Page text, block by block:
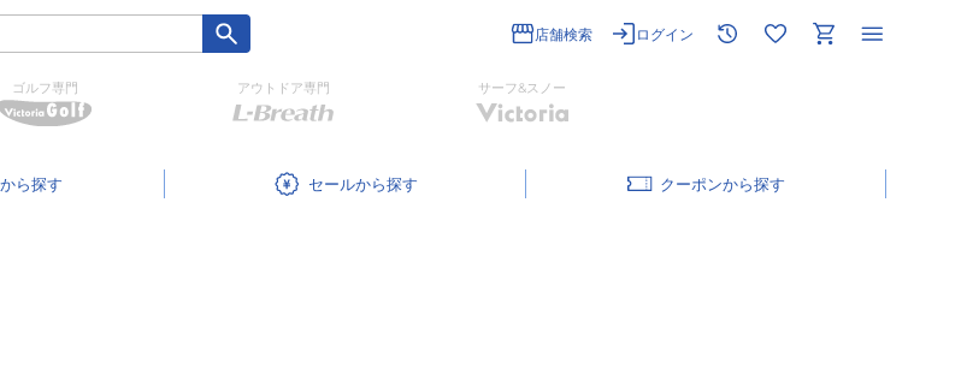
店舗検索 ログイン
ゴルフ専門 アウトドア専門 サーフ&スノー
セール クーポン